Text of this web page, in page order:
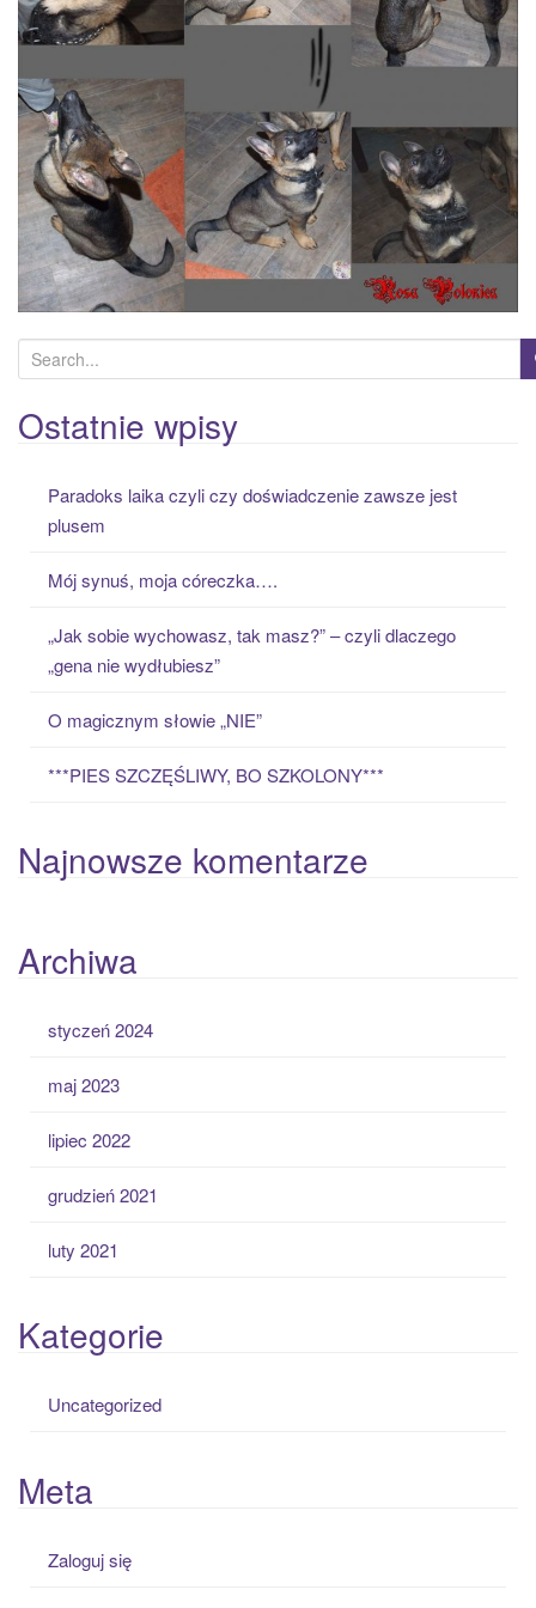
e
a
r
Ostatnie wpisy
Paradoks laika czyli czy doświadczenie zawsze jest
plusem
Mój synuś, moja córeczka….
„Jak sobie wychowasz, tak masz?” – czyli dlaczego
„gena nie wydłubiesz”
O magicznym słowie „NIE”
***PIES SZCZĘŚLIWY, BO SZKOLONY***
Najnowsze komentarze
Archiwa
styczeń 2024
maj 2023
lipiec 2022
grudzień 2021
luty 2021
Kategorie
Uncategorized
Meta
Zaloguj się